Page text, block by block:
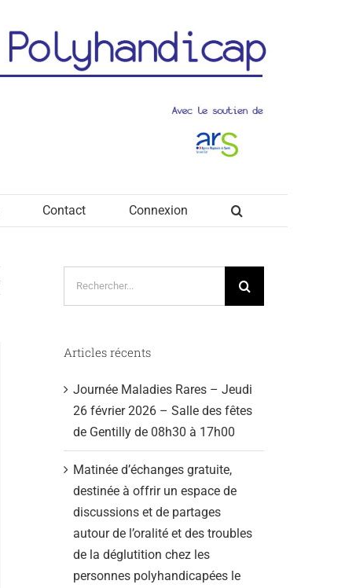
Contact Connexion
Articles récents
Journée Maladies Rares – Jeudi
26 février 2026 – Salle des fêtes
de Gentilly de 08h30 à 17h00
Matinée d’échanges gratuite,
destinée à offrir un espace de
discussions et de partages
autour de l’oralité et des troubles
de la déglutition chez les
personnes polyhandicapées le